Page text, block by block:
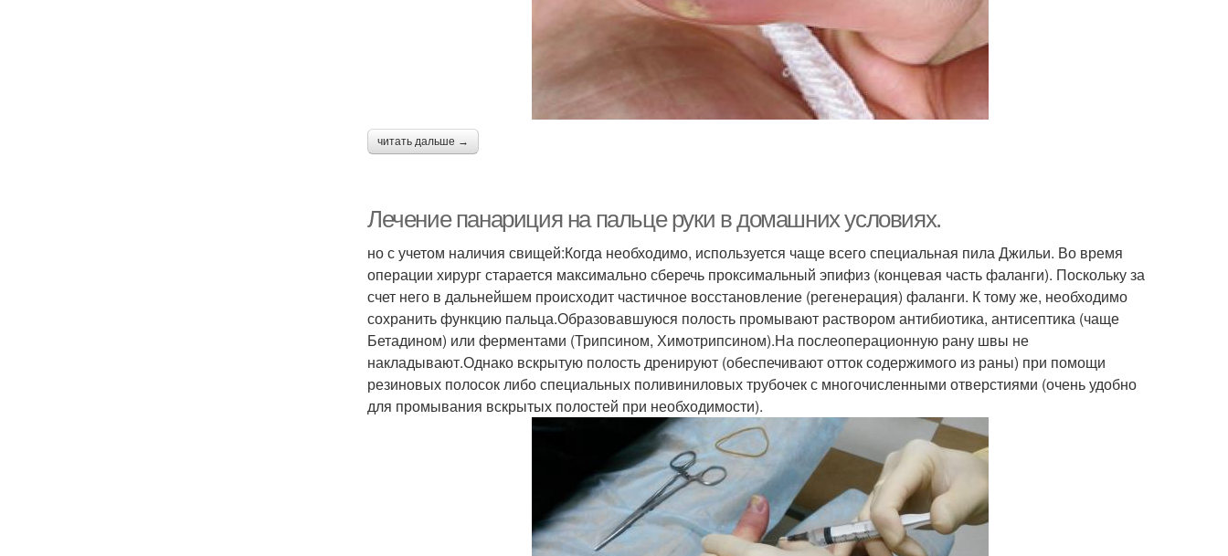
читать дальше →
Лечение панариция на пальце руки в домашних условиях.
но с учетом наличия свищей:Когда необходимо, используется чаще всего специальная пила Джильи. Во время
операции хирург старается максимально сберечь проксимальный эпифиз (концевая часть фаланги). Поскольку за
счет него в дальнейшем происходит частичное восстановление (регенерация) фаланги. К тому же, необходимо
сохранить функцию пальца.Образовавшуюся полость промывают раствором антибиотика, антисептика (чаще
Бетадином) или ферментами (Трипсином, Химотрипсином).На послеоперационную рану швы не
накладывают.Однако вскрытую полость дренируют (обеспечивают отток содержимого из раны) при помощи
резиновых полосок либо специальных поливиниловых трубочек с многочисленными отверстиями (очень удобно
для промывания вскрытых полостей при необходимости).